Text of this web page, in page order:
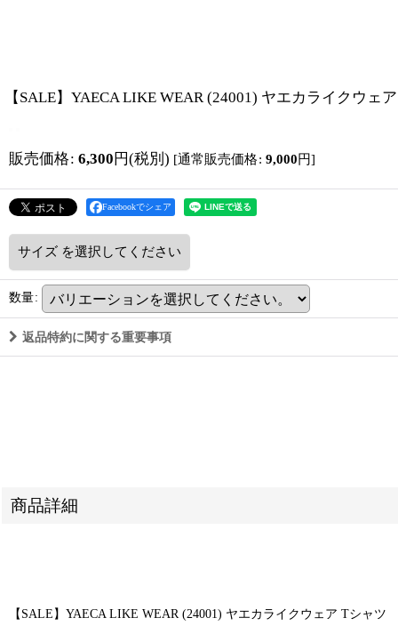
【SALE】YAECA LIKE WEAR (24001) ヤエカライクウェ
販売価格: 6,300 円(税別) [通常販売価格: 9,000円]
Facebookでシェア
サイズ を選択してください
数量:
返品特約に関する重要事項
商品詳細
【SALE】YAECA LIKE WEAR (24001) ヤエカライクウェア Tシャツ